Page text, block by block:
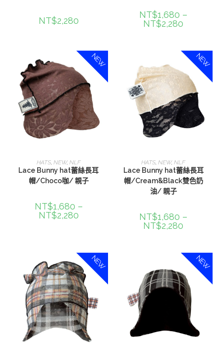
NT$2,280
NT$1,680 –
NT$2,280
NEW
選擇規格
HATS, NEW, NLF
Lace Bunny hat蕾絲長耳
帽/Choco咖/ 親子
NT$1,680 –
NT$2,280
NEW
選擇規格
HATS,NEW,NLF
Lace Bunny hat蕾絲長耳
帽/Cream&Black雙色奶
油/ 親子
NT$1,680 –
NT$2,280
NEW NEW